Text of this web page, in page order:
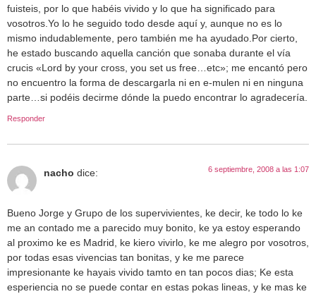
fuisteis, por lo que habéis vivido y lo que ha significado para
vosotros.Yo lo he seguido todo desde aquí y, aunque no es lo
mismo indudablemente, pero también me ha ayudado.Por cierto,
he estado buscando aquella canción que sonaba durante el vía
crucis «Lord by your cross, you set us free…etc»; me encantó pero
no encuentro la forma de descargarla ni en e-mulen ni en ninguna
parte…si podéis decirme dónde la puedo encontrar lo agradecería.
Responder
nacho dice: 6 septiembre, 2008 a las 1:07
Bueno Jorge y Grupo de los supervivientes, ke decir, ke todo lo ke
me an contado me a parecido muy bonito, ke ya estoy esperando
al proximo ke es Madrid, ke kiero vivirlo, ke me alegro por vosotros,
por todas esas vivencias tan bonitas, y ke me parece
impresionante ke hayais vivido tamto en tan pocos dias; Ke esta
esperiencia no se puede contar en estas pokas lineas, y ke mas ke